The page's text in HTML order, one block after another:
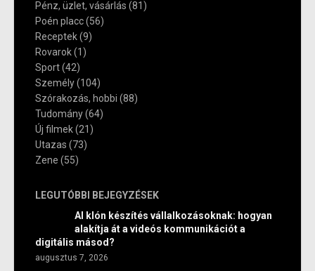
Pénz, üzlet, vásárlás (81)
Poén placc(56)
Receptek(9)
Rovarok(1)
Sport(42)
Személy(104)
Szórakozás, hobbi (88)
Tudomány(64)
Új filmek(21)
Utazas (73)
Zene (55)
LEGUTÓBBI BEJEGYZÉSEK
AI klón készítés vállalkozásoknak: hogyan
alakítja át a videós kommunikációt a
digitális másod?
augusztus 7, 2026